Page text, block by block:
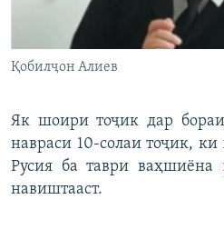
Қобилҷон Алиев
Як шоири тоҷик дар
навраси 10-солаи тоҷик,
Русия ба таври ваҳшиёна
навиштааст.